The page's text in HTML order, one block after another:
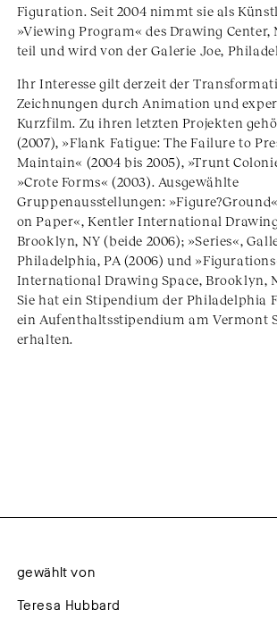
Figuration. Seit 2004 nimmt sie als
»Viewing Program« des Drawing Center,
teil und wird von der Galerie Joe,
Ihr Interesse gilt derzeit der
Zeichnungen durch Animation und
Kurzfilm. Zu ihren letzten Projekten
(2007), »Flank Fatigue: The Failure to
Maintain« (2004 bis 2005), »Trunt
»Crote Forms« (2003). Ausgewählte
Gruppenausstellungen:
on Paper«, Kentler International
Brooklyn, NY (beide 2006); »Series«,
Philadelphia, PA (2006) und
International Drawing Space, Brooklyn,
Sie hat ein Stipendium der Philadelphia
ein Aufenthaltsstipendium am Vermont
erhalten.
gewählt von
Teresa Hubbard